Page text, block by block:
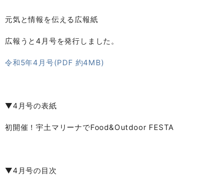
元気と情報を伝える広報紙
広報うと4月号を発行しました。
令和5年4月号(PDF 約4MB)
▼4月号の表紙
初開催！宇土マリーナでFood&Outdoor FESTA
▼4月号の目次